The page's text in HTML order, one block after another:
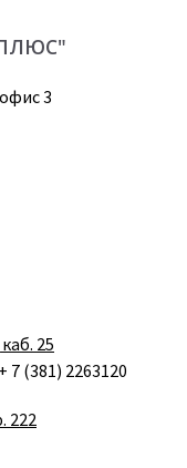
3
25
7 (381) 2263120
222